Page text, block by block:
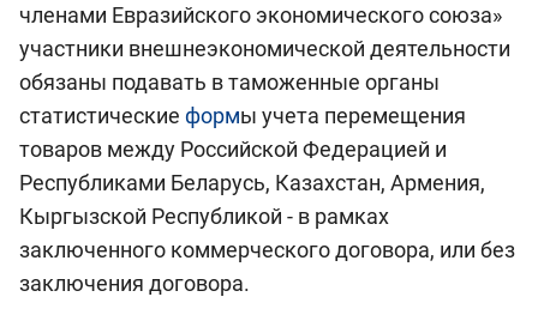
членами Евразийского экономического союза»
участники внешнеэкономической деятельности
обязаны подавать в таможенные органы
статистические формы учета перемещения
товаров между Российской Федерацией и
Республиками Беларусь, Казахстан, Армения,
Кыргызской Республикой - в рамках
заключенного коммерческого договора, или без
заключения договора.